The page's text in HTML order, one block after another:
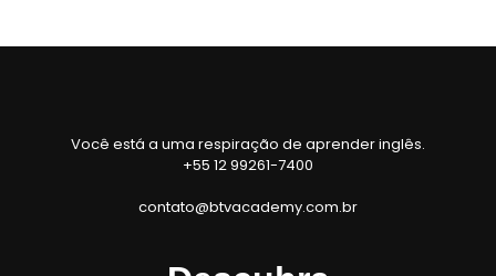
Você está a uma respiração de aprender inglês.
+55 12 99261-7400
contato@btvacademy.com.br